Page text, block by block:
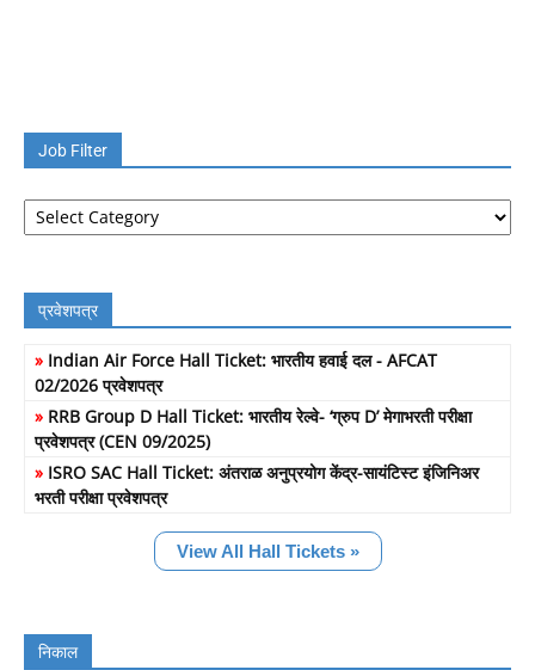
Job Filter
Job
Filter
प्रवेशपत्र
» Indian Air Force Hall Ticket: भारतीय हवाई दल - AFCAT
02/2026 प्रवेशपत्र
» RRB Group D Hall Ticket: भारतीय रेल्वे- ‘ग्रुप D’ मेगाभरती परीक्षा
प्रवेशपत्र (CEN 09/2025)
» ISRO SAC Hall Ticket: अंतराळ अनुप्रयोग केंद्र-सायंटिस्ट इंजिनिअर
भरती परीक्षा प्रवेशपत्र
View All Hall Tickets »
निकाल